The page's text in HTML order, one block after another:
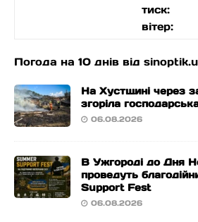
тиск:
вітер:
Погода на 10 днів від
На Хустщині через
згоріла
06.08.2026
В Ужгороді до Дня
проведуть
Support Fest
06.08.2026